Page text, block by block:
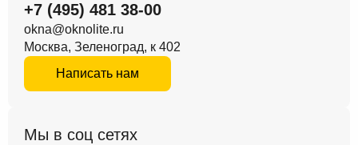
+7 (495) 481 38-00
okna@oknolite.ru
Москва, Зеленоград, к 402
Написать нам
Мы в соц сетях